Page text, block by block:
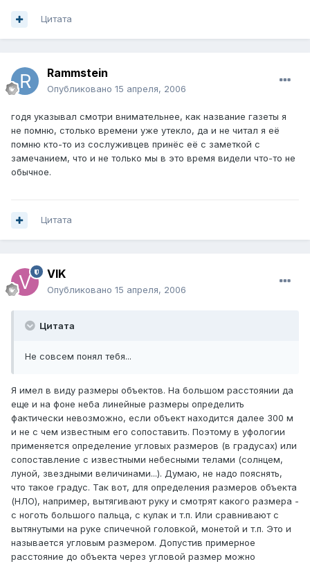
Цитата
Rammstein
Опубликовано 15 апреля, 2006
годя указывал смотри внимательнее, как название газеты я
не помню, столько времени уже утекло, да и не читал я её
помню кто-то из сослуживцев принёс её с заметкой с
замечанием, что и не только мы в это время видели что-то не
обычное.
Цитата
VIK
Опубликовано 15 апреля, 2006
Цитата
Не совсем понял тебя...
Я имел в виду размеры объектов. На большом расстоянии да
еще и на фоне неба линейные размеры определить
фактически невозможно, если объект находится далее 300 м
и не с чем известным его сопоставить. Поэтому в уфологии
применяется определение угловых размеров (в градусах) или
сопоставление с известными небесными телами (солнцем,
луной, звездными величинами...). Думаю, не надо пояснять,
что такое градус. Так вот, для определения размеров объекта
(НЛО), например, вытягивают руку и смотрят какого размера -
с ноготь большого пальца, с кулак и т.п. Или сравнивают с
вытянутыми на руке спичечной головкой, монетой и т.п. Это и
называется угловым размером. Допустив примерное
расстояние до объекта через угловой размер можно